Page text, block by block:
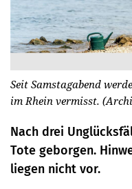
Seit Samstagabend
im Rhein vermisst.
Nach drei
Tote geborgen.
liegen nicht vor.